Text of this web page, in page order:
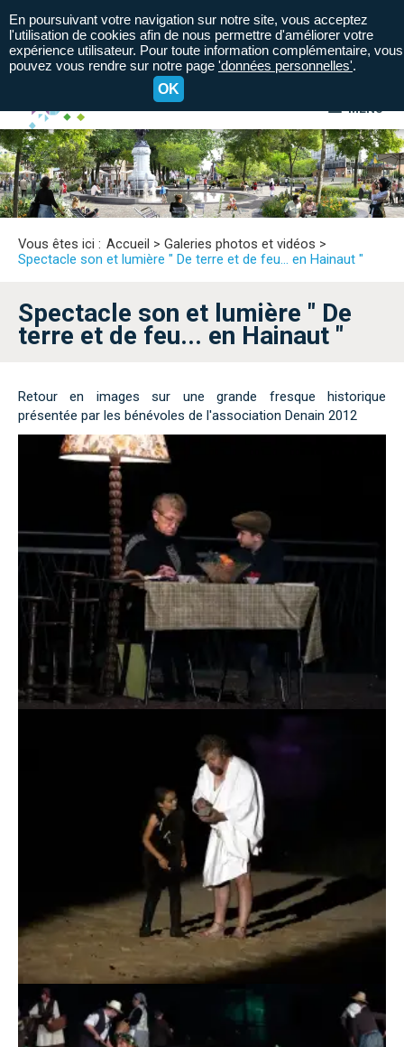
MENU
A= A- A+
Vous êtes ici : Accueil > Galeries photos et vidéos >
Spectacle son et lumière " De terre et de feu... en Hainaut "
Spectacle son et lumière " De
terre et de feu... en Hainaut "
Retour en images sur une grande fresque historique
présentée par les bénévoles de l'association Denain 2012
En poursuivant votre navigation sur notre site, vous acceptez
l'utilisation de cookies afin de nous permettre d'améliorer votre
expérience utilisateur. Pour toute information complémentaire, vous
pouvez vous rendre sur notre page 'données personnelles'.
OK